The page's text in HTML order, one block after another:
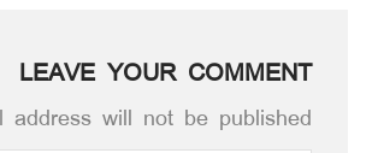
LEAVE YOUR COMMENT
will not be published.*